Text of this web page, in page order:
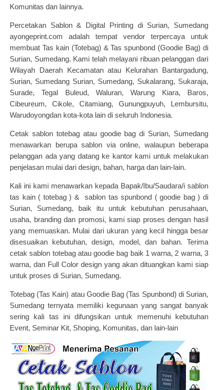
Komunitas dan lainnya.
Percetakan Sablon & Digital Printing di Surian, Sumedang
ayongeprint.com adalah tempat vendor terpercaya untuk
membuat Tas kain (Totebag) &Tasspunbond (Goodie Bag) di
Surian, Sumedang. Kami telah melayani ribuan pelanggan dari
Wilayah Daerah Kecamatan atau Kelurahan Bantargadung,
Surian, Sumedang Surian, Sumedang, Sukalarang, Sukaraja,
Surade, Tegal Buleud, Waluran, Warung Kiara, Baros,
Cibeureum, Cikole, Citamiang, Gunungpuyuh, Lembursitu,
Warudoyongdan kota-kota lain di seluruh Indonesia.
Cetak sablon totebagatau goodie bag di Surian, Sumedang
menawarkan berupa sablon via online, walaupun beberapa
pelanggan ada yang datang ke kantor kami untuk melakukan
penjelasan mulai dari design, bahan, harga dan lain-lain.
Kali ini kami menawarkan kepada Bapak/Ibu/Saudara/i sablon
tas kain( totebag ) &sablon tas spunbond ( goodie bag ) di
Surian, Sumedang, baik itu untuk kebutuhan perusahaan,
usaha, branding dan promosi, kami siap proses dengan hasil
yang memuaskan. Mulai dari ukuran yang kecil hingga besar
disesuaikan kebutuhan, design, model, dan bahan. Terima
cetak sablon totebag atau goodie bag baik 1 warna, 2 warna, 3
warna, dan Full Color design yang akan dituangkan kami siap
untuk proses di Surian, Sumedang.
Totebag (Tas Kain) atau Goodie Bag (Tas Spunbond) di Surian,
Sumedang ternyata memiliki kegunaan yang sangat banyak
sering kali tas ini difungsikan untuk memenuhi kebutuhan
Event, Seminar Kit, Shoping, Komunitas, dan lain-lain